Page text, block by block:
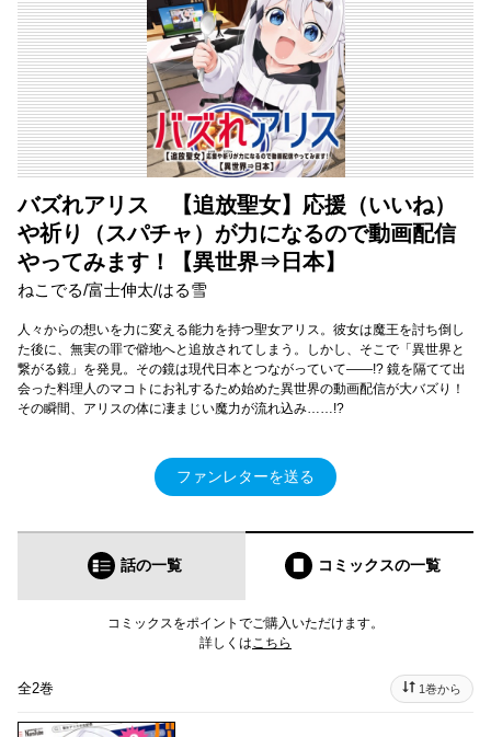
バズれアリス 【追放聖女】応援（いいね）
や祈り（スパチャ）が力になるので動画配信
やってみます！【異世界⇒日本】
ねこでる/富士伸太/はる雪
人々からの想いを力に変える能力を持つ聖女アリス。彼女は魔王を討ち倒し
た後に、無実の罪で僻地へと追放されてしまう。しかし、そこで「異世界と
繋がる鏡」を発見。その鏡は現代日本とつながっていて――!? 鏡を隔てて出
会った料理人のマコトにお礼するため始めた異世界の動画配信が大バズり！
その瞬間、アリスの体に凄まじい魔力が流れ込み……!?
ファンレターを送る
話の一覧 コミックスの一覧
コミックスをポイントでご購入いただけます。
詳しくはこちら
全2巻 1巻から